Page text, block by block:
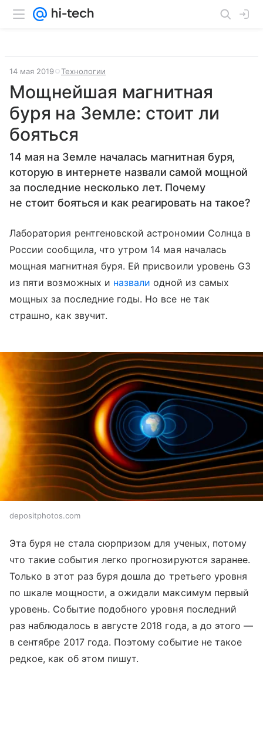
14 мая 2019 Технологии
Мощнейшая магнитная
буря на Земле: стоит ли
бояться
14 мая на Земле началась магнитная буря,
которую в интернете назвали самой мощной
за последние несколько лет. Почему
не стоит бояться и как реагировать на такое?
Лаборатория рентгеновской астрономии Солнца в
России сообщила, что утром 14 мая началась
мощная магнитная буря. Ей присвоили уровень G3
из пяти возможных и назвали одной из самых
мощных за последние годы. Но все не так
страшно, как звучит.
depositphotos.com
Эта буря не стала сюрпризом для ученых, потому
что такие события легко прогнозируются заранее.
Только в этот раз буря дошла до третьего уровня
по шкале мощности, а ожидали максимум первый
уровень. Событие подобного уровня последний
раз наблюдалось в августе 2018 года, а до этого —
в сентябре 2017 года. Поэтому событие не такое
редкое, как об этом пишут.